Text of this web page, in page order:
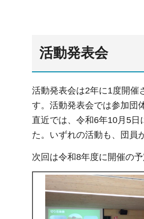
活動発表会
活動発表会は2年に1度開催
す。活動発表会では参加団
直近では、令和6年10月5
た。いずれの活動も、団員
次回は令和8年度に開催の予